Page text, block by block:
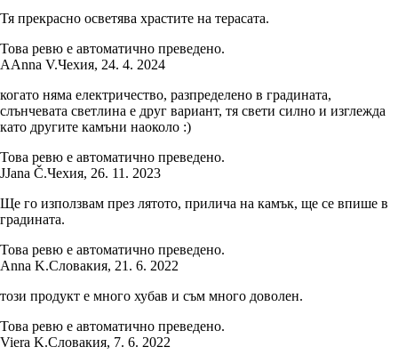
Тя прекрасно осветява храстите на терасата.
Това ревю е автоматично преведено.
AAnna V.Чехия, 24. 4. 2024
когато няма електричество, разпределено в градината,
слънчевата светлина е друг вариант, тя свети силно и изглежда
като другите камъни наоколо :)
Това ревю е автоматично преведено.
JJana Č.Чехия, 26. 11. 2023
Ще го използвам през лятото, прилича на камък, ще се впише в
градината.
Това ревю е автоматично преведено.
Anna K.Словакия, 21. 6. 2022
този продукт е много хубав и съм много доволен.
Това ревю е автоматично преведено.
Viera K.Словакия, 7. 6. 2022